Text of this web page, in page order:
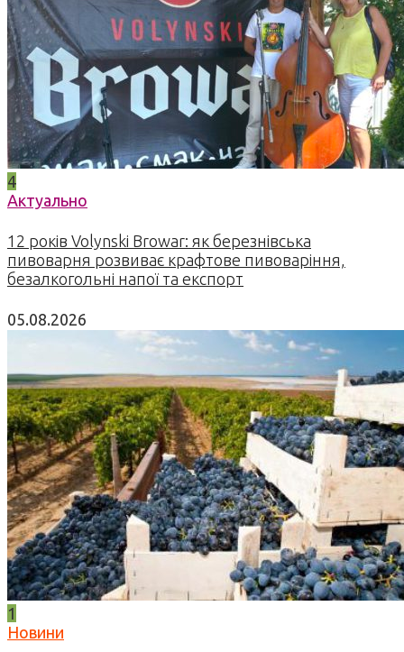
4
Актуально
12 років Volynski Browar: як березнівська
пивоварня розвиває крафтове пивоваріння,
безалкогольні напої та експорт
05.08.2026
1
Новини